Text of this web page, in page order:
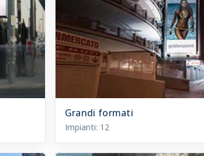
Grandi formati
Impianti: 12